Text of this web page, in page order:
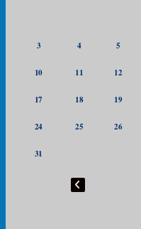
3 4 5
10 11 12
17 18 19
24 25 26
31